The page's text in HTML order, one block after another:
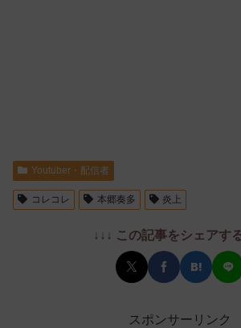
Youtuber・配信者
コレコレ 本郷奏多 炎上
↓↓↓ この記事をシェアす
スポンサーリンク